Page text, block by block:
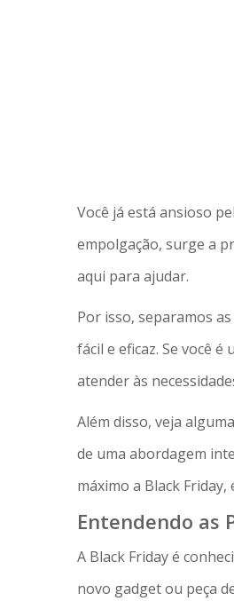
Você já está ansioso
empolgação, surge a
aqui para ajudar.
Por isso, separamos
fácil e eficaz. Se você
atender às
Além disso, veja
de uma abordagem
máximo a Black
Entendendo as
A Black Friday é
novo gadget ou peça